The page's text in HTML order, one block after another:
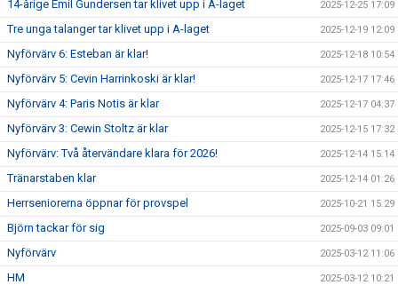
14-årige Emil Gundersen tar klivet upp i A-laget 2025-12-25 17:09
Tre unga talanger tar klivet upp i A-laget 2025-12-19 12:09
Nyförvärv 6: Esteban är klar! 2025-12-18 10:54
Nyförvärv 5: Cevin Harrinkoski är klar! 2025-12-17 17:46
Nyförvärv 4: Paris Notis är klar 2025-12-17 04:37
Nyförvärv 3: Cewin Stoltz är klar 2025-12-15 17:32
Nyförvärv: Två återvändare klara för 2026! 2025-12-14 15:14
Tränarstaben klar 2025-12-14 01:26
Herrseniorerna öppnar för provspel 2025-10-21 15:29
Björn tackar för sig 2025-09-03 09:01
Nyförvärv 2025-03-12 11:06
HM 2025-03-12 10:21